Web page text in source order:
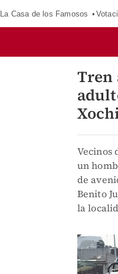
La Casa de los Famosos
Tren
Vecinos
un
de
Benito
la